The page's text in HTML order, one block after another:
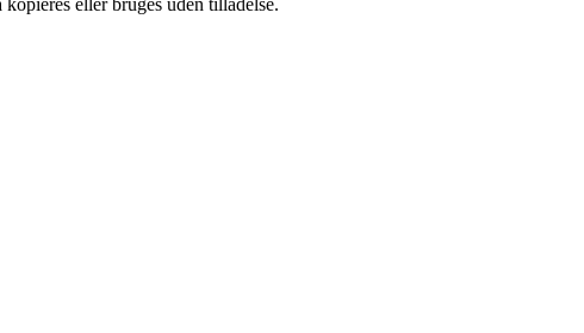
eller bruges uden tilladelse.